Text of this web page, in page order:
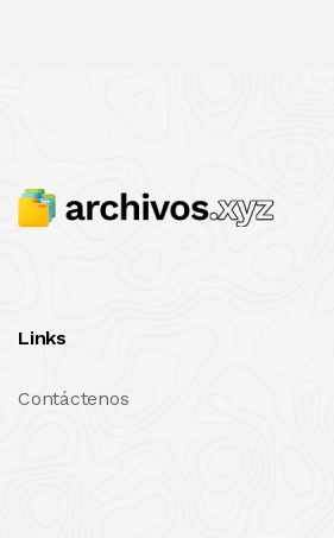
Links
Contáctenos